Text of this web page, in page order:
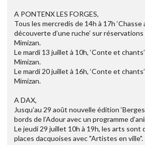
A PONTENX LES FORGES,
Tous les mercredis de 14h à 17h
découverte d’une ruche’ sur
Mimizan.
Le mardi 13 juillet à 10h, ‘Conte et
Mimizan.
Le mardi 20 juillet à 16h, ‘Conte et
Mimizan.
A DAX,
Jusqu’au 29 août nouvelle édition
bords de l’Adour avec un programme
Le jeudi 29 juillet 10h à 19h, les arts sont
places dacquoises avec "Artistes en ville".